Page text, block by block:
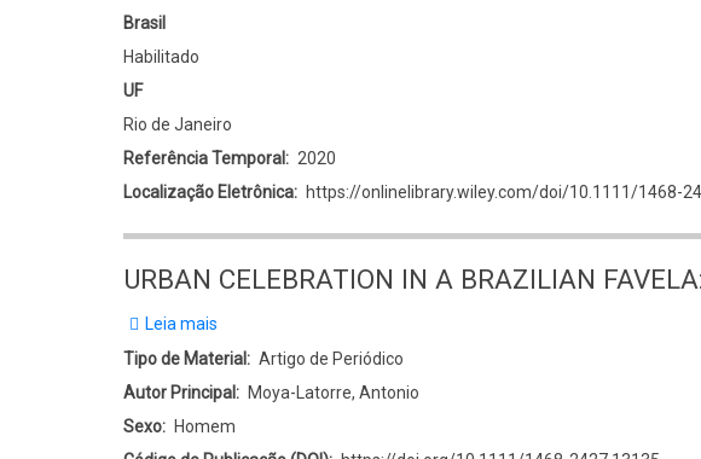
Brasil
Habilitado
UF
Rio de Janeiro
Referência Temporal
2020
Localização Eletrônica
https://onlinelibrary.wiley.com/doi/10.1111/1468-
URBAN CELEBRATION IN A BRAZILIAN
Leia mais
URBAN
CELEBRATION
IN
Tipo de Material
Artigo de Periódico
Autor Principal
Moya-Latorre, Antonio
Sexo
Homem